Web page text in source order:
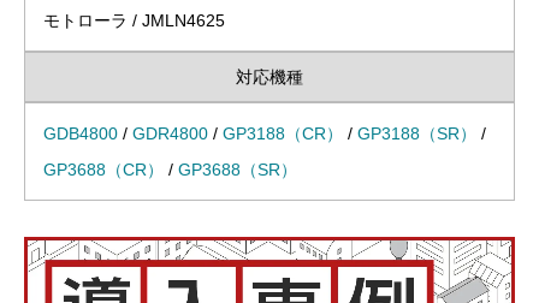
モトローラ / JMLN4625
対応機種
GDB4800 / GDR4800 / GP3188（CR） / GP3188（SR）
/
GP3688（CR）
/ GP3688（SR）